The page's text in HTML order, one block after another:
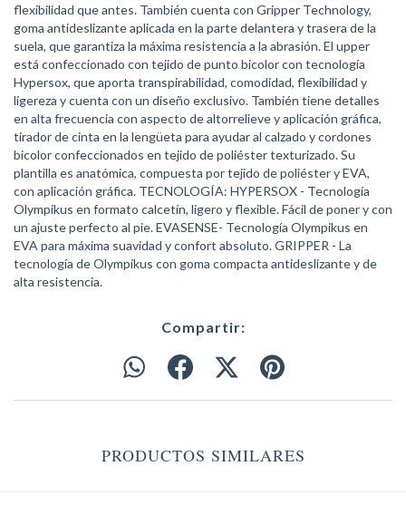
flexibilidad que antes. También cuenta con Gripper Technology,
goma antideslizante aplicada en la parte delantera y trasera de la
suela, que garantiza la máxima resistencia a la abrasión. El upper
está confeccionado con tejido de punto bicolor con tecnología
Hypersox, que aporta transpirabilidad, comodidad, flexibilidad y
ligereza y cuenta con un diseño exclusivo. También tiene detalles
en alta frecuencia con aspecto de altorrelieve y aplicación gráfica,
tirador de cinta en la lengüeta para ayudar al calzado y cordones
bicolor confeccionados en tejido de poliéster texturizado. Su
plantilla es anatómica, compuesta por tejido de poliéster y EVA,
con aplicación gráfica. TECNOLOGÍA: HYPERSOX - Tecnología
Olympikus en formato calcetín, ligero y flexible. Fácil de poner y con
un ajuste perfecto al pie. EVASENSE- Tecnología Olympikus en
EVA para máxima suavidad y confort absoluto. GRIPPER - La
tecnología de Olympikus con goma compacta antideslizante y de
alta resistencia.
Compartir:
PRODUCTOS SIMILARES